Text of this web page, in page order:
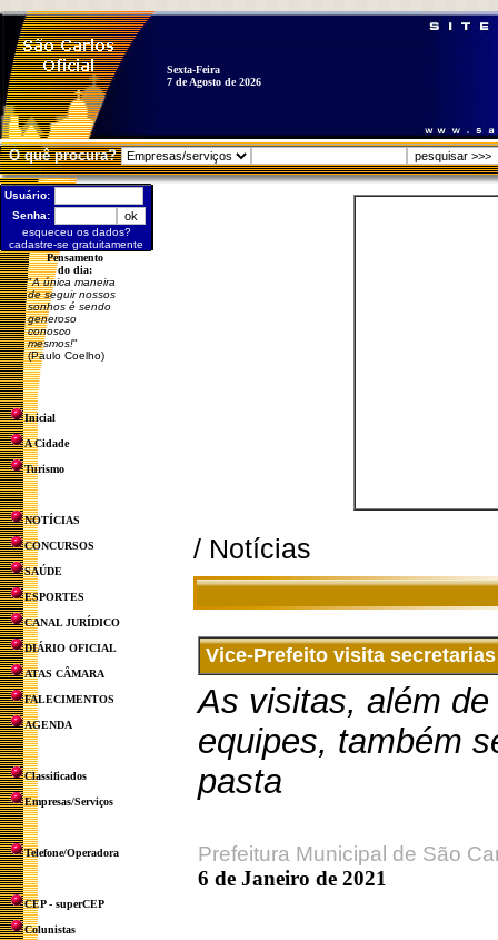
Sexta-Feira
7 de Agosto de 2026
O quê procura?
Usuário:
Senha:
esqueceu os dados?
cadastre-se gratuitamente
Pensamento
do dia:
"A única maneira
de seguir nossos
sonhos é sendo
generoso
conosco
mesmos!"
(Paulo Coelho)
Inicial
A Cidade
Turismo
NOTÍCIAS
CONCURSOS
SAÚDE
ESPORTES
CANAL JURÍDICO
DIÁRIO OFICIAL
ATAS CÂMARA
FALECIMENTOS
AGENDA
Classificados
Empresas/Serviços
Telefone/Operadora
CEP - superCEP
Colunistas
/ Notícias
Vice-Prefeito visita
As visitas, além
equipes, também
pasta
Prefeitura Municipal de São
6 de Janeiro de 2021